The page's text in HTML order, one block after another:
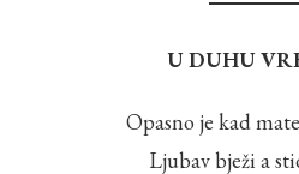
U DUHU
Opasno je kad
Ljubav bježi a